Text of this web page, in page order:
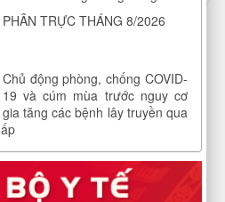
PHÂN TRỰC THÁNG 8/2026
Chủ động phòng, chống COVID-
19 và cúm mùa trước nguy cơ
gia tăng các bệnh lây truyền qua